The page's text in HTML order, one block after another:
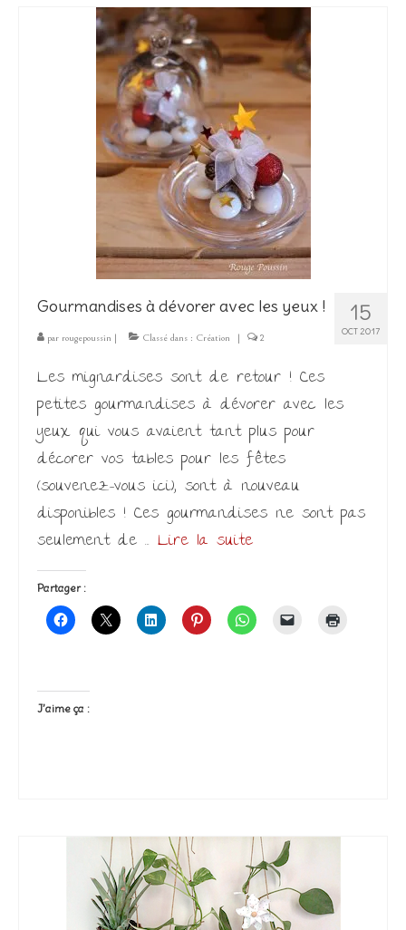
15
OCT 2017
Gourmandises à dévorer avec les yeux !
par rougepoussin | Classé dans : Création | 2
Les mignardises sont de retour ! Ces
petites gourmandises à dévorer avec les
yeux qui vous avaient tant plus pour
décorer vos tables pour les fêtes
(souvenez-vous ici), sont à nouveau
disponibles ! Ces gourmandises ne sont pas
seulement de … Lire la suite­­
Partager :
J’aime ça :